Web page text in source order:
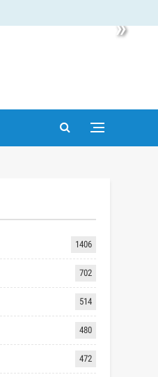
»
1406
702
514
480
472